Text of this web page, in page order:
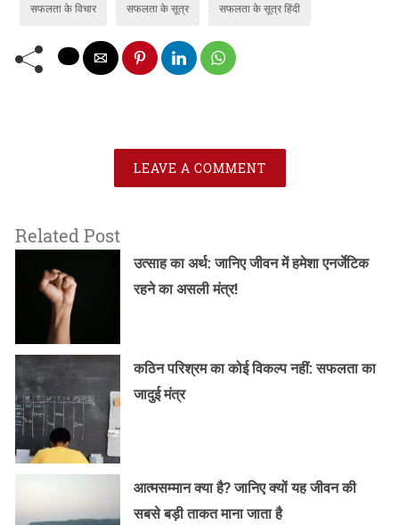
सफलता के विचार सफलता के सूत्र सफलता के सूत्र हिंदी
LEAVE A COMMENT
Related Post
उत्साह का अर्थ: जानिए जीवन में हमेशा एनर्जेटिक
रहने का असली मंत्र!
कठिन परिश्रम का कोई विकल्प नहीं: सफलता का
जादुई मंत्र
आत्मसम्मान क्या है? जानिए क्यों यह जीवन की
सबसे बड़ी ताकत माना जाता है